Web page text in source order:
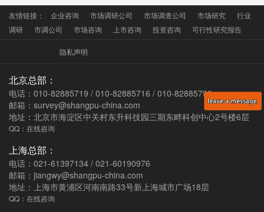
友情链接： 企业咨询 市场调研公司 市场调查公司 市场研究
行业
调研
市调公司 市场咨询 上市咨询 投资咨询 可行性研究报告
隐私声明
北京总部：
电话：010-82885719 / 010-82885716 / 010-82885790
邮箱：survey@shangpu-china.com
地址：北京市海淀区中关村东升科技园三期东畔科创中心2号楼6层
QQ：在线咨询
上海总部：
电话：021-61397134 / 021-60190976
邮箱：jiangwy@shangpu-china.com
地址：上海市黄浦区河南南路33号新上海城市广场18层
QQ：在线咨询